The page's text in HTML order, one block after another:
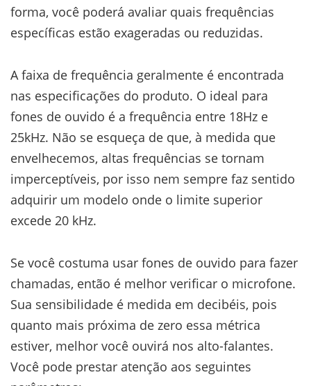
forma, você poderá avaliar quais frequências
específicas estão exageradas ou reduzidas.
A faixa de frequência geralmente é encontrada
nas especificações do produto. O ideal para
fones de ouvido é a frequência entre 18Hz e
25kHz. Não se esqueça de que, à medida que
envelhecemos, altas frequências se tornam
imperceptíveis, por isso nem sempre faz sentido
adquirir um modelo onde o limite superior
excede 20 kHz.
Se você costuma usar fones de ouvido para fazer
chamadas, então é melhor verificar o microfone.
Sua sensibilidade é medida em decibéis, pois
quanto mais próxima de zero essa métrica
estiver, melhor você ouvirá nos alto-falantes.
Você pode prestar atenção aos seguintes